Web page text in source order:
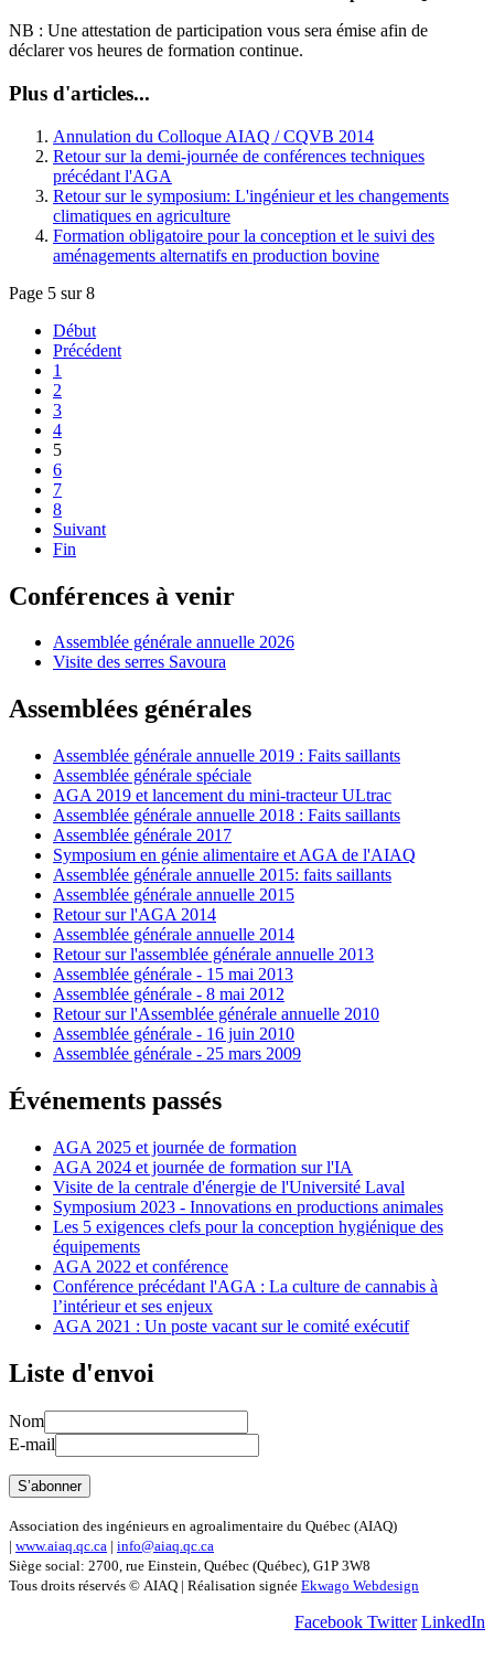
NB : Une attestation de participation vous sera émise afin de
déclarer vos heures de formation continue.
Plus d'articles...
Annulation du Colloque AIAQ / CQVB 2014
Retour sur la demi-journée de conférences techniques
précédant l'AGA
Retour sur le symposium: L'ingénieur et les changements
climatiques en agriculture
Formation obligatoire pour la conception et le suivi des
aménagements alternatifs en production bovine
Page 5 sur 8
Début
Précédent
1
2
3
4
5
6
7
8
Suivant
Fin
Conférences à venir
Assemblée générale annuelle 2026
Visite des serres Savoura
Assemblées générales
Assemblée générale annuelle 2019 : Faits saillants
Assemblée générale spéciale
AGA 2019 et lancement du mini-tracteur ULtrac
Assemblée générale annuelle 2018 : Faits saillants
Assemblée générale 2017
Symposium en génie alimentaire et AGA de l'AIAQ
Assemblée générale annuelle 2015: faits saillants
Assemblée générale annuelle 2015
Retour sur l'AGA 2014
Assemblée générale annuelle 2014
Retour sur l'assemblée générale annuelle 2013
Assemblée générale - 15 mai 2013
Assemblée générale - 8 mai 2012
Retour sur l'Assemblée générale annuelle 2010
Assemblée générale - 16 juin 2010
Assemblée générale - 25 mars 2009
Événements passés
AGA 2025 et journée de formation
AGA 2024 et journée de formation sur l'IA
Visite de la centrale d'énergie de l'Université Laval
Symposium 2023 - Innovations en productions animales
Les 5 exigences clefs pour la conception hygiénique des
équipements
AGA 2022 et conférence
Conférence précédant l'AGA : La culture de cannabis à
l’intérieur et ses enjeux
AGA 2021 : Un poste vacant sur le comité exécutif
Liste d'envoi
Nom
E-mail
Association des ingénieurs en agroalimentaire du Québec (AIAQ)
| www.aiaq.qc.ca | info@aiaq.qc.ca
Siège social: 2700, rue Einstein, Québec (Québec), G1P 3W8
Tous droits réservés © AIAQ | Réalisation signée Ekwago Webdesign
Facebook Twitter LinkedIn